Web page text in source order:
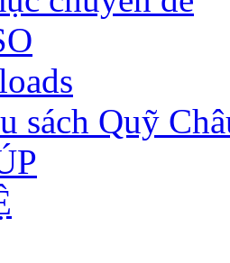
sách Quỹ